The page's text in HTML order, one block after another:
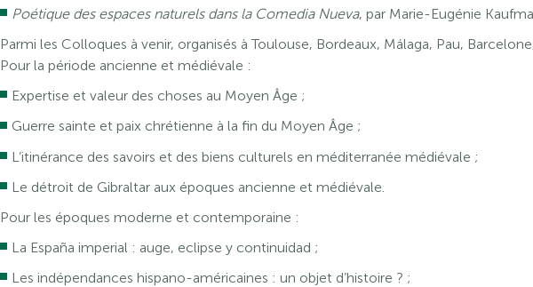
Poétique des espaces naturels dans la Comedia Nueva, par Marie-Eugénie
Parmi les Colloques à venir, organisés à Toulouse, Bordeaux, Málaga, Pau,
Pour la période ancienne et médiévale :
Expertise et valeur des choses au Moyen Âge ;
Guerre sainte et paix chrétienne à la fin du Moyen Âge ;
L’itinérance des savoirs et des biens culturels en méditerranée médiévale ;
Le détroit de Gibraltar aux époques ancienne et médiévale.
Pour les époques moderne et contemporaine :
La España imperial : auge, eclipse y continuidad ;
Les indépendances hispano-américaines : un objet d’histoire ? ;